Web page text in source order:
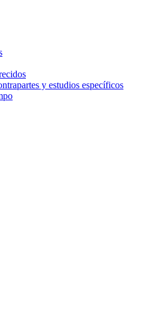
y estudios específicos